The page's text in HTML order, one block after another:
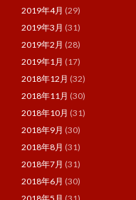
2019年4月 (29)
2019年3月 (31)
2019年2月 (28)
2019年1月 (17)
2018年12月 (32)
2018年11月 (30)
2018年10月 (31)
2018年9月 (30)
2018年8月 (31)
2018年7月 (31)
2018年6月 (30)